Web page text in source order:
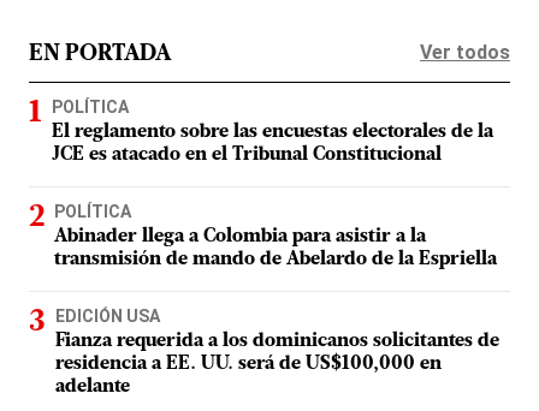
EN PORTADA Ver todos
POLÍTICA
El reglamento sobre las encuestas electorales de la
JCE es atacado en el Tribunal Constitucional
POLÍTICA
Abinader llega a Colombia para asistir a la
transmisión de mando de Abelardo de la Espriella
EDICIÓN USA
Fianza requerida a los dominicanos solicitantes de
residencia a EE. UU. será de US$100,000 en
adelante